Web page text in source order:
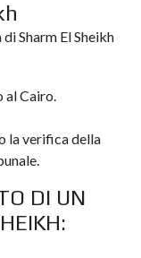
Sharm El Sheikh
al Cairo.
la verifica della
DI UN